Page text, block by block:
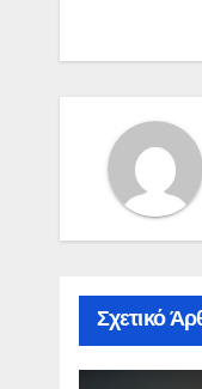
Σχετικό